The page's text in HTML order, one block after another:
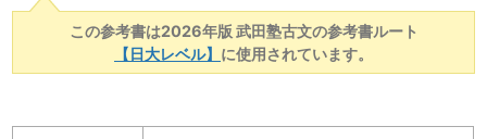
この参考書は2026年版 武田塾古文の参考書ルート
【日大レベル】 に使用されています。